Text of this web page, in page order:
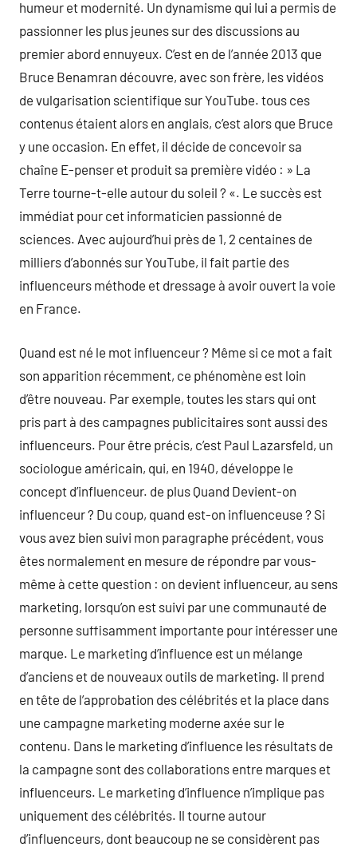
humeur et modernité. Un dynamisme qui lui a permis de
passionner les plus jeunes sur des discussions au
premier abord ennuyeux. C’est en de l’année 2013 que
Bruce Benamran découvre, avec son frère, les vidéos
de vulgarisation scientifique sur YouTube. tous ces
contenus étaient alors en anglais, c’est alors que Bruce
y une occasion. En effet, il décide de concevoir sa
chaîne E-penser et produit sa première vidéo : » La
Terre tourne-t-elle autour du soleil ? «. Le succès est
immédiat pour cet informaticien passionné de
sciences. Avec aujourd’hui près de 1, 2 centaines de
milliers d’abonnés sur YouTube, il fait partie des
influenceurs méthode et dressage à avoir ouvert la voie
en France.
Quand est né le mot influenceur ? Même si ce mot a fait
son apparition récemment, ce phénomène est loin
d’être nouveau. Par exemple, toutes les stars qui ont
pris part à des campagnes publicitaires sont aussi des
influenceurs. Pour être précis, c’est Paul Lazarsfeld, un
sociologue américain, qui, en 1940, développe le
concept d’influenceur. de plus Quand Devient-on
influenceur ? Du coup, quand est-on influenceuse ? Si
vous avez bien suivi mon paragraphe précédent, vous
êtes normalement en mesure de répondre par vous-
même à cette question : on devient influenceur, au sens
marketing, lorsqu’on est suivi par une communauté de
personne suffisamment importante pour intéresser une
marque. Le marketing d’influence est un mélange
d’anciens et de nouveaux outils de marketing. Il prend
en tête de l’approbation des célébrités et la place dans
une campagne marketing moderne axée sur le
contenu. Dans le marketing d’influence les résultats de
la campagne sont des collaborations entre marques et
influenceurs. Le marketing d’influence n’implique pas
uniquement des célébrités. Il tourne autour
d’influenceurs, dont beaucoup ne se considèrent pas